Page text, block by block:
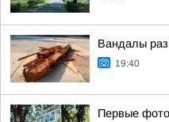
Вандалы
19:40
Первые